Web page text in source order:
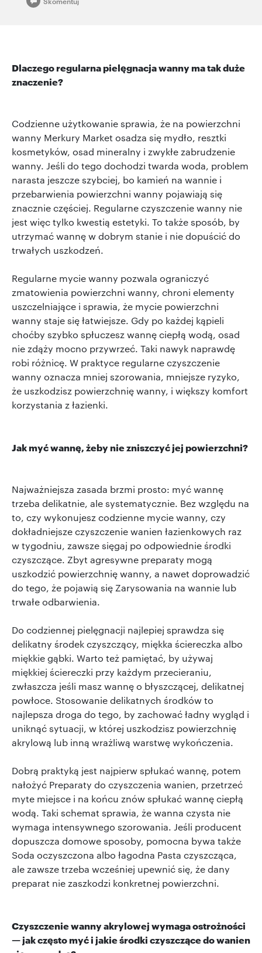
Dlaczego regularna pielęgnacja wanny ma tak duże
znaczenie?
Codzienne użytkowanie sprawia, że na powierzchni
wanny Merkury Market osadza się mydło, resztki
kosmetyków, osad mineralny i zwykłe zabrudzenie
wanny. Jeśli do tego dochodzi twarda woda, problem
narasta jeszcze szybciej, bo kamień na wannie i
przebarwienia powierzchni wanny pojawiają się
znacznie częściej. Regularne czyszczenie wanny nie
jest więc tylko kwestią estetyki. To także sposób, by
utrzymać wannę w dobrym stanie i nie dopuścić do
trwałych uszkodzeń.
Regularne mycie wanny pozwala ograniczyć
zmatowienia powierzchni wanny, chroni elementy
uszczelniające i sprawia, że mycie powierzchni
wanny staje się łatwiejsze. Gdy po każdej kąpieli
choćby szybko spłuczesz wannę ciepłą wodą, osad
nie zdąży mocno przywrzeć. Taki nawyk naprawdę
robi różnicę. W praktyce regularne czyszczenie
wanny oznacza mniej szorowania, mniejsze ryzyko,
że uszkodzisz powierzchnię wanny, i większy komfort
korzystania z łazienki.
Jak myć wannę, żeby nie zniszczyć jej powierzchni?
Najważniejsza zasada brzmi prosto: myć wannę
trzeba delikatnie, ale systematycznie. Bez względu na
to, czy wykonujesz codzienne mycie wanny, czy
dokładniejsze czyszczenie wanien łazienkowych raz
w tygodniu, zawsze sięgaj po odpowiednie środki
czyszczące. Zbyt agresywne preparaty mogą
uszkodzić powierzchnię wanny, a nawet doprowadzić
do tego, że pojawią się Zarysowania na wannie lub
trwałe odbarwienia.
Do codziennej pielęgnacji najlepiej sprawdza się
delikatny środek czyszczący, miękka ściereczka albo
miękkie gąbki. Warto też pamiętać, by używaj
miękkiej ściereczki przy każdym przecieraniu,
zwłaszcza jeśli masz wannę o błyszczącej, delikatnej
powłoce. Stosowanie delikatnych środków to
najlepsza droga do tego, by zachować ładny wygląd i
uniknąć sytuacji, w której uszkodzisz powierzchnię
akrylową lub inną wrażliwą warstwę wykończenia.
Dobrą praktyką jest najpierw spłukać wannę, potem
nałożyć Preparaty do czyszczenia wanien, przetrzeć
myte miejsce i na końcu znów spłukać wannę ciepłą
wodą. Taki schemat sprawia, że wanna czysta nie
wymaga intensywnego szorowania. Jeśli producent
dopuszcza domowe sposoby, pomocna bywa także
Soda oczyszczona albo łagodna Pasta czyszcząca,
ale zawsze trzeba wcześniej upewnić się, że dany
preparat nie zaszkodzi konkretnej powierzchni.
Czyszczenie wanny akrylowej wymaga ostrożności
— jak często myć i jakie środki czyszczące do wanien